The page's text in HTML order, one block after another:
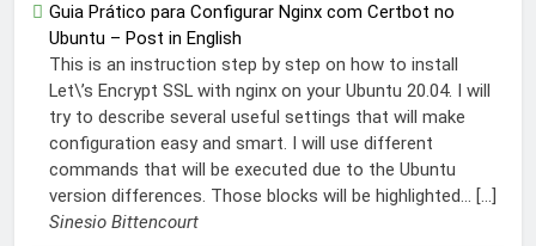
Guia Prático para Configurar Nginx com Certbot no
Ubuntu – Post in English
This is an instruction step by step on how to install
Let\’s Encrypt SSL with nginx on your Ubuntu 20.04. I will
try to describe several useful settings that will make
configuration easy and smart. I will use different
commands that will be executed due to the Ubuntu
version differences. Those blocks will be highlighted... […]
Sinesio Bittencourt